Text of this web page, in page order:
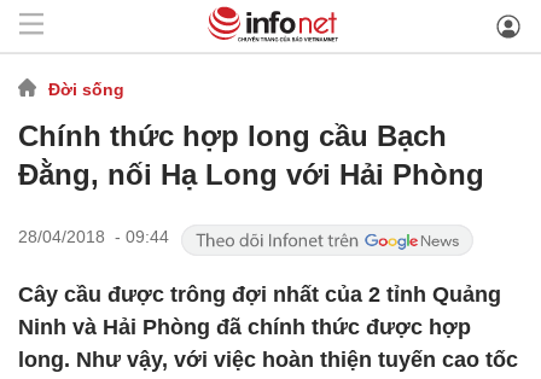
Đời sống
Chính thức hợp long cầu Bạch
Đằng, nối Hạ Long với Hải Phòng
28/04/2018 - 09:44
Cây cầu được trông đợi nhất của 2 tỉnh Quảng
Ninh và Hải Phòng đã chính thức được hợp
long. Như vậy, với việc hoàn thiện tuyến cao tốc